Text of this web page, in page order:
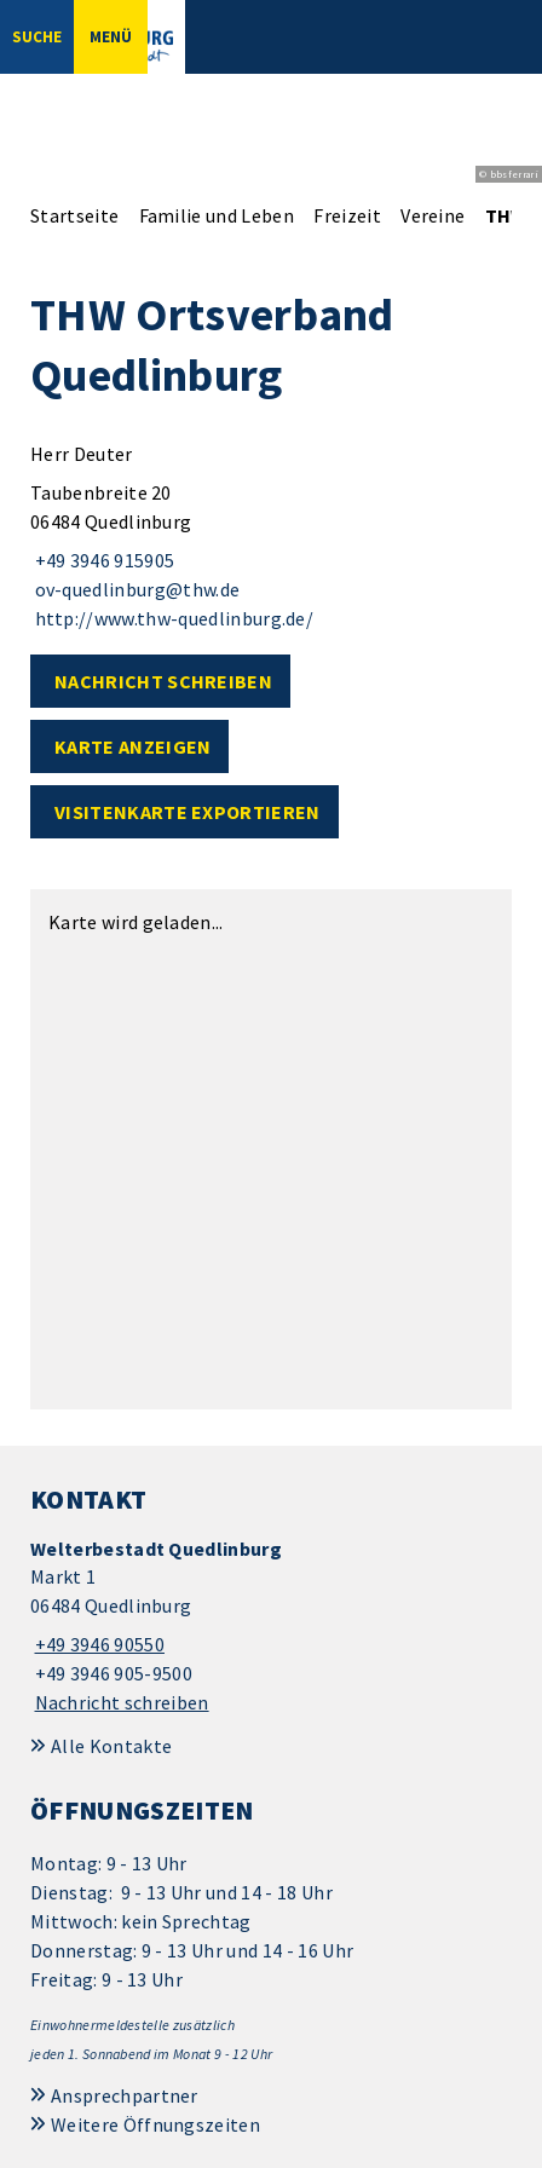
SUCHE MENÜ
© bbsferrari
Startseite Familie und Leben Freizeit Vereine THW
THW Ortsverband
Quedlinburg
Herr Deuter
Taubenbreite 20
06484 Quedlinburg
+49 3946 915905
ov-quedlinburg@thw.de
http://www.thw-quedlinburg.de/
NACHRICHT SCHREIBEN
KARTE ANZEIGEN
VISITENKARTE EXPORTIEREN
Karte wird geladen...
KONTAKT
Welterbestadt Quedlinburg
Markt 1
06484 Quedlinburg
+49 3946 90550
+49 3946 905-9500
Nachricht schreiben
Alle Kontakte
ÖFFNUNGSZEITEN
Montag: 9 - 13 Uhr
Dienstag: 9 - 13 Uhr und 14 - 18 Uhr
Mittwoch: kein Sprechtag
Donnerstag: 9 - 13 Uhr und 14 - 16 Uhr
Freitag: 9 - 13 Uhr
Einwohnermeldestelle zusätzlich
jeden 1. Sonnabend im Monat 9 - 12 Uhr
Ansprechpartner
Weitere Öffnungszeiten